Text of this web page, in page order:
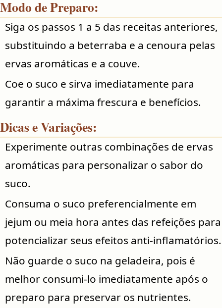
Modo de Preparo:
Siga os passos 1 a 5 das receitas anteriores,
substituindo a beterraba e a cenoura pelas
ervas aromáticas e a couve.
Coe o suco e sirva imediatamente para
garantir a máxima frescura e benefícios.
Dicas e Variações:
Experimente outras combinações de ervas
aromáticas para personalizar o sabor do
suco.
Consuma o suco preferencialmente em
jejum ou meia hora antes das refeições para
potencializar seus efeitos anti-inflamatórios.
Não guarde o suco na geladeira, pois é
melhor consumi-lo imediatamente após o
preparo para preservar os nutrientes.